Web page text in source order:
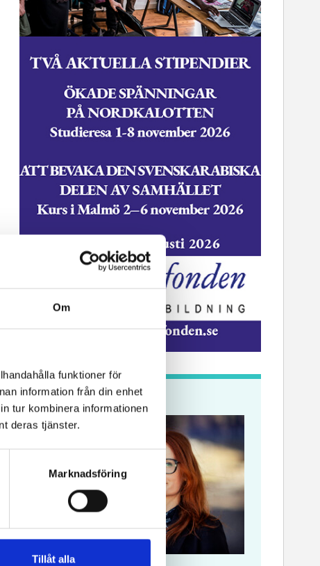
Om
funktioner för
information från din enhet
tur kombinera informationen
deras tjänster.
Marknadsföring
Tillåt alla
Krönikor